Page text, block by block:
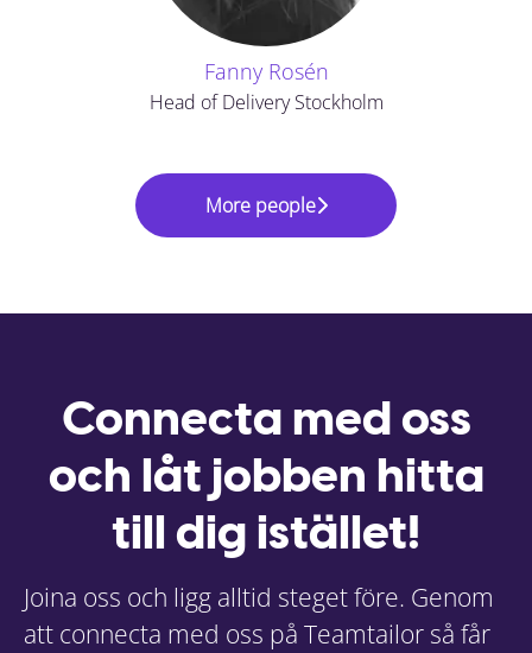
Fanny Rosén
Head of Delivery Stockholm
More people
Connecta med oss
och låt jobben hitta
till dig istället!
Joina oss och ligg alltid steget före. Genom
att connecta med oss på Teamtailor så får